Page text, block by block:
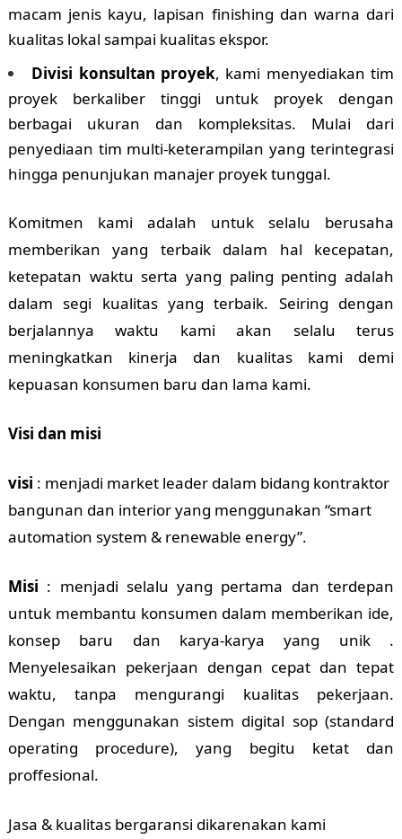
macam jenis kayu, lapisan finishing dan warna dari
kualitas lokal sampai kualitas ekspor.
Divisi konsultan proyek, kami menyediakan tim
proyek berkaliber tinggi untuk proyek dengan
berbagai ukuran dan kompleksitas. Mulai dari
penyediaan tim multi-keterampilan yang terintegrasi
hingga penunjukan manajer proyek tunggal.
Komitmen kami adalah untuk selalu berusaha
memberikan yang terbaik dalam hal kecepatan,
ketepatan waktu serta yang paling penting adalah
dalam segi kualitas yang terbaik. Seiring dengan
berjalannya waktu kami akan selalu terus
meningkatkan kinerja dan kualitas kami demi
kepuasan konsumen baru dan lama kami.
Visi dan misi
visi : menjadi market leader dalam bidang kontraktor
bangunan dan interior yang menggunakan “smart
automation system & renewable energy”.
Misi : menjadi selalu yang pertama dan terdepan
untuk membantu konsumen dalam memberikan ide,
konsep baru dan karya-karya yang unik .
Menyelesaikan pekerjaan dengan cepat dan tepat
waktu, tanpa mengurangi kualitas pekerjaan.
Dengan menggunakan sistem digital sop (standard
operating procedure), yang begitu ketat dan
proffesional.
Jasa & kualitas bergaransi dikarenakan kami